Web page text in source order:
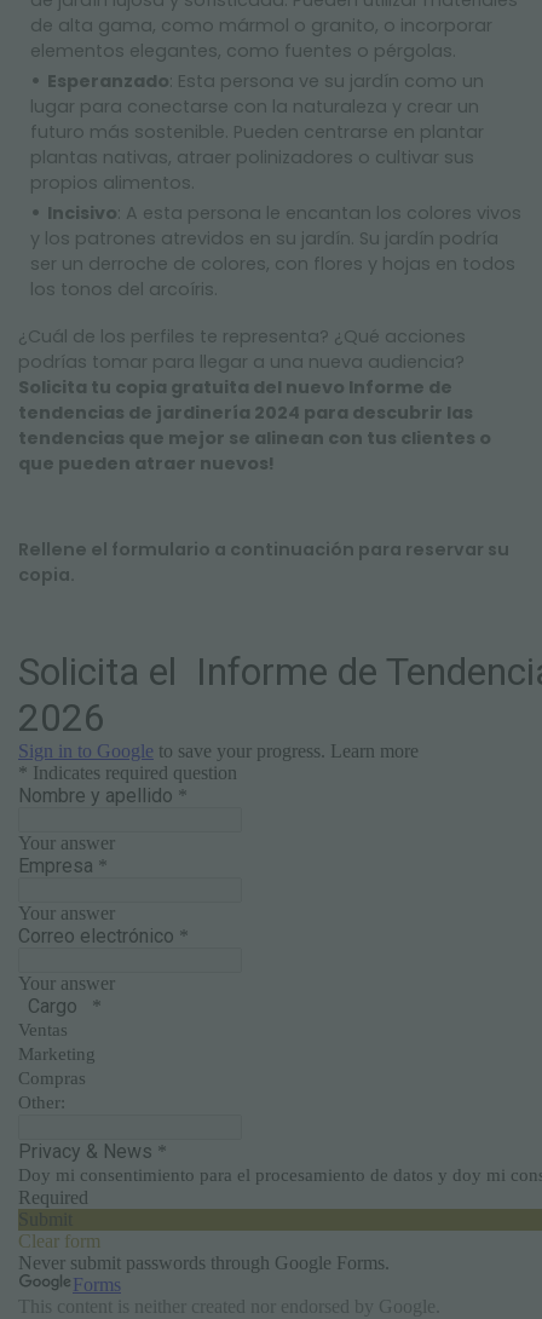
de alta gama, como mármol o granito, o incorporar
elementos elegantes, como fuentes o pérgolas.
Esperanzado: Esta persona ve su jardín como un
lugar para conectarse con la naturaleza y crear un
futuro más sostenible. Pueden centrarse en plantar
plantas nativas, atraer polinizadores o cultivar sus
propios alimentos.
Incisivo: A esta persona le encantan los colores vivos
y los patrones atrevidos en su jardín. Su jardín podría
ser un derroche de colores, con flores y hojas en todos
los tonos del arcoíris.
¿Cuál de los perfiles te representa? ¿Qué acciones
podrías tomar para llegar a una nueva audiencia?
Solicita tu copia gratuita del nuevo Informe de
tendencias de jardinería 2024 para descubrir las
tendencias que mejor se alinean con tus clientes o
que pueden atraer nuevos!
Rellene el formulario a continuación para reservar su
copia.